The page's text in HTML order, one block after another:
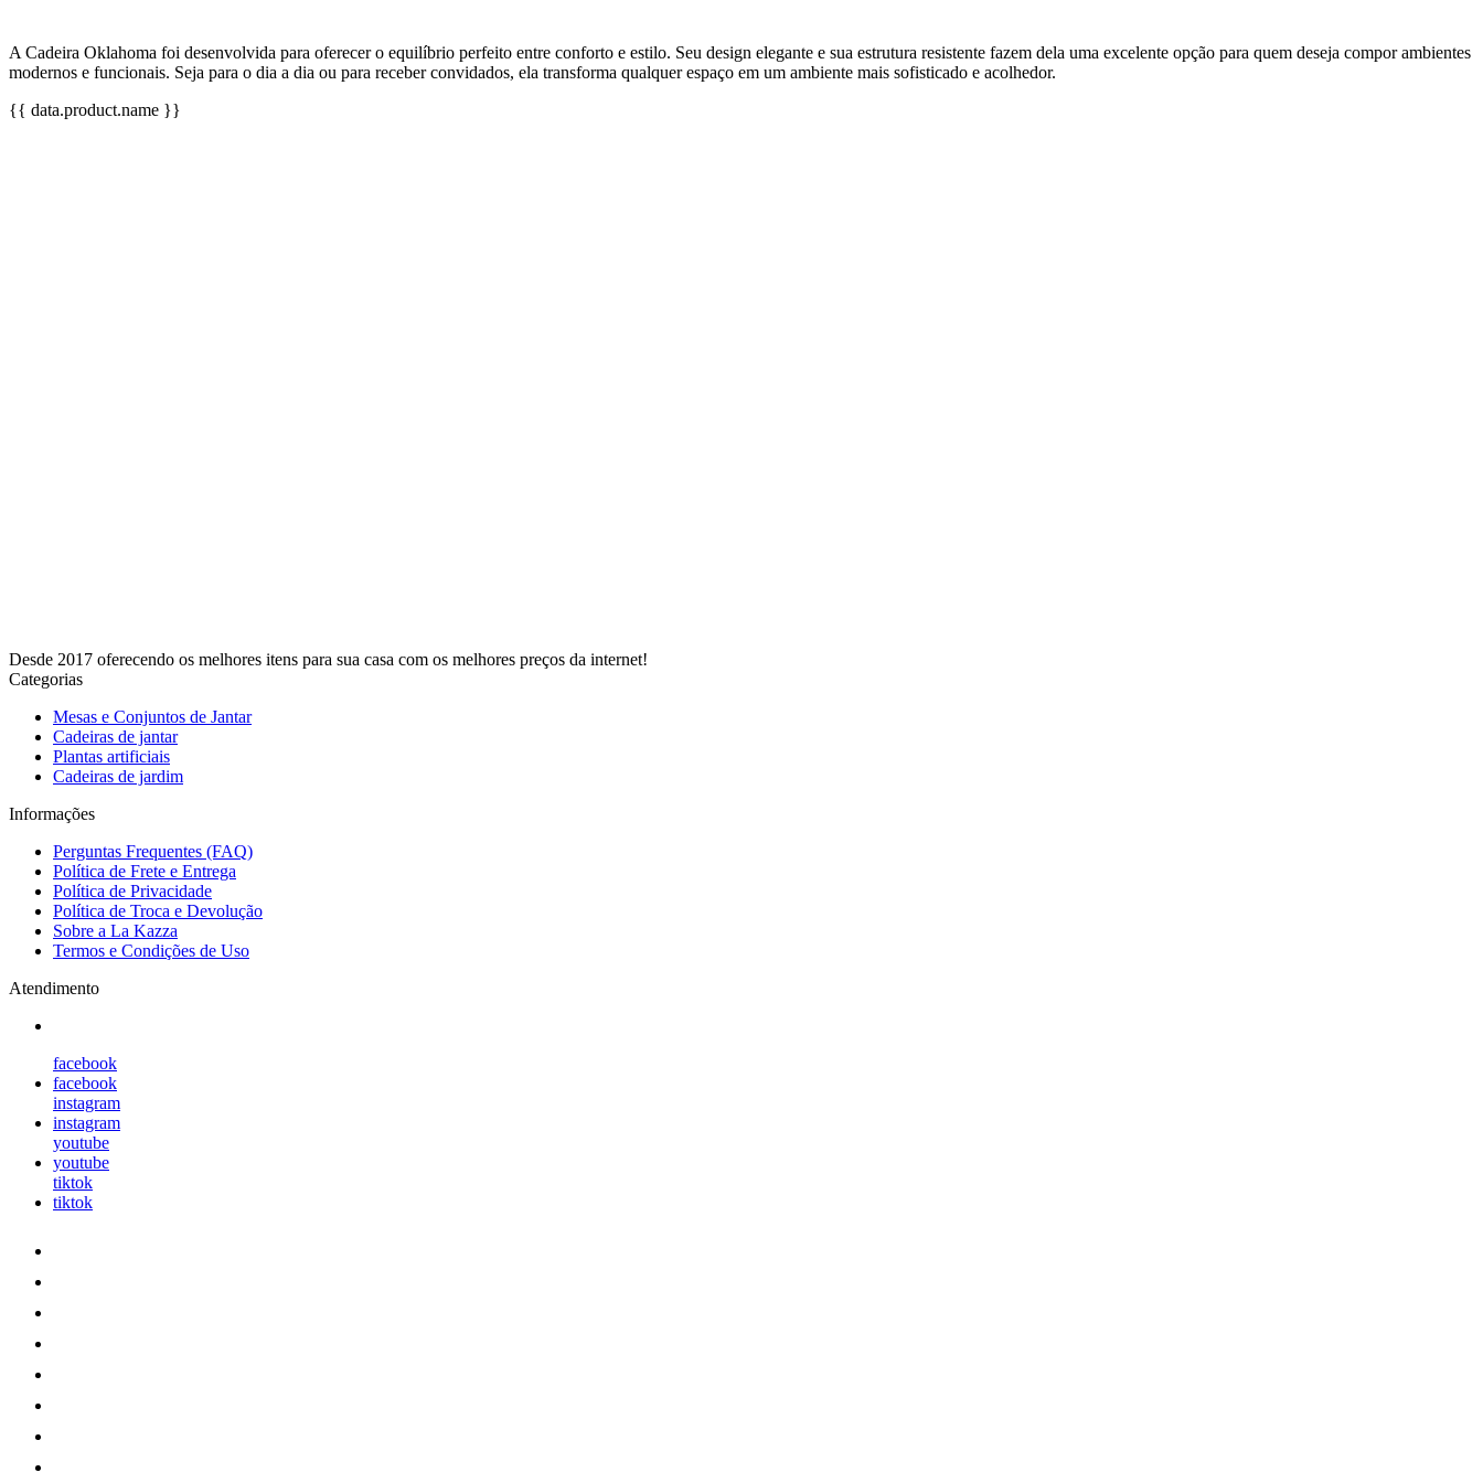
A Cadeira Oklahoma foi desenvolvida para oferecer o equilíbrio perfeito entre conforto e estilo. Seu design elegante e sua estrutura resistente fazem dela uma excelente opção para quem deseja compor ambientes
modernos e funcionais. Seja para o dia a dia ou para receber convidados, ela transforma qualquer espaço em um ambiente mais sofisticado e acolhedor.
{{ data.product.name }}
Desde 2017 oferecendo os melhores itens para sua casa com os melhores preços da internet!
Categorias
Mesas e Conjuntos de Jantar
Cadeiras de jantar
Plantas artificiais
Cadeiras de jardim
Informações
Perguntas Frequentes (FAQ)
Política de Frete e Entrega
Política de Privacidade
Política de Troca e Devolução
Sobre a La Kazza
Termos e Condições de Uso
Atendimento
facebook
facebook
instagram
instagram
youtube
youtube
tiktok
tiktok